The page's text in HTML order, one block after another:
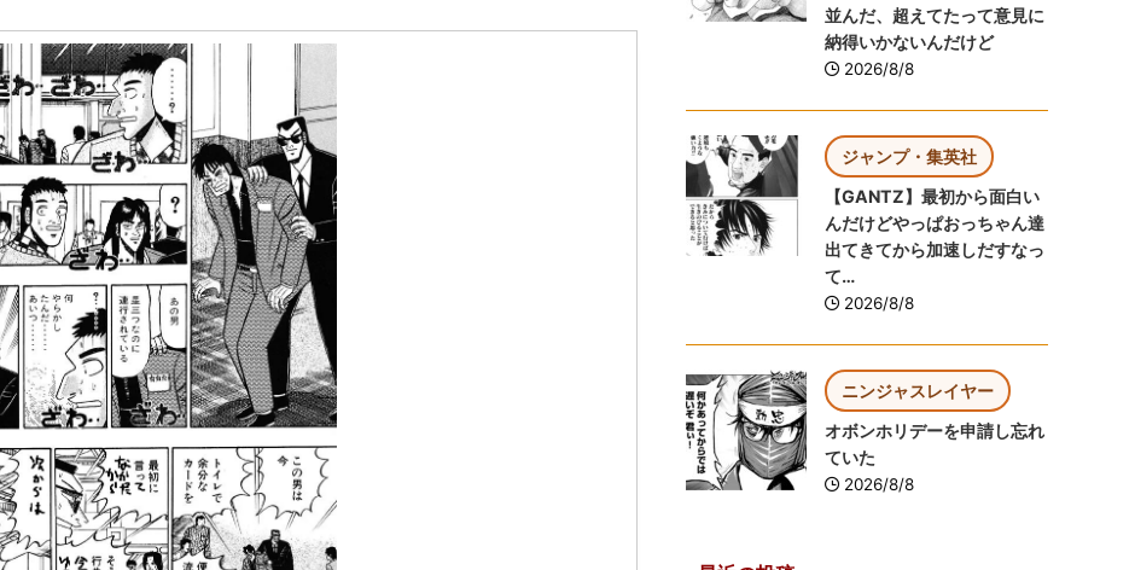
並んだ、超えてたって意見に
納得いかないんだけど
2026/8/8
ジャンプ・集英社
【GANTZ】最初から面白い
んだけどやっぱおっちゃん達
出てきてから加速しだすなっ
て…
2026/8/8
ニンジャスレイヤー
オボンホリデーを申請し忘れ
ていた
2026/8/8